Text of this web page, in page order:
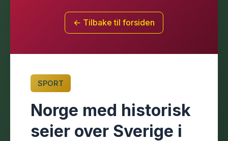
← Tilbake til forsiden
SPORT
Norge med historisk
seier over Sverige i